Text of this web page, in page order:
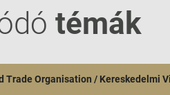
témák
Trade Organisation / Kereskedelmi